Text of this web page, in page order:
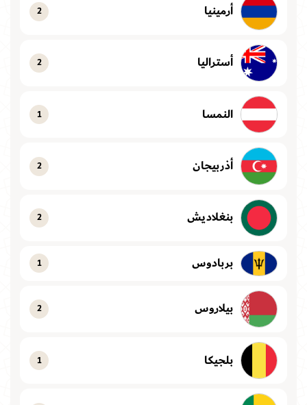
أرمينيا 2
أستراليا 2
النمسا 1
أذربيجان 2
بنغلاديش 2
بربادوس 1
بيلاروس 2
بلجيكا 1